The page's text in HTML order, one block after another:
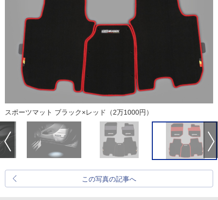
スポーツマット ブラック×レッド（2万1000円）
この写真の記事へ